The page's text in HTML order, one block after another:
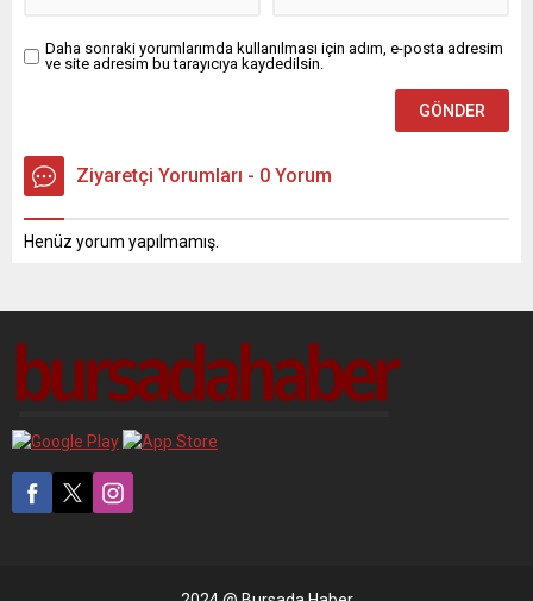
Daha sonraki yorumlarımda kullanılması için adım, e-posta adresim
ve site adresim bu tarayıcıya kaydedilsin.
Ziyaretçi Yorumları - 0 Yorum
Henüz yorum yapılmamış.